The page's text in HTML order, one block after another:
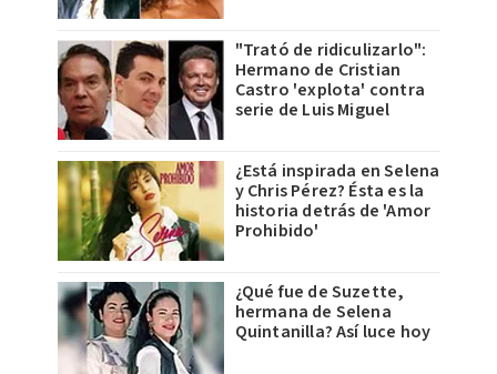
"Trató de ridiculizarlo":
Hermano de Cristian
Castro 'explota' contra
serie de Luis Miguel
¿Está inspirada en Selena
y Chris Pérez? Ésta es la
historia detrás de 'Amor
Prohibido'
¿Qué fue de Suzette,
hermana de Selena
Quintanilla? Así luce hoy